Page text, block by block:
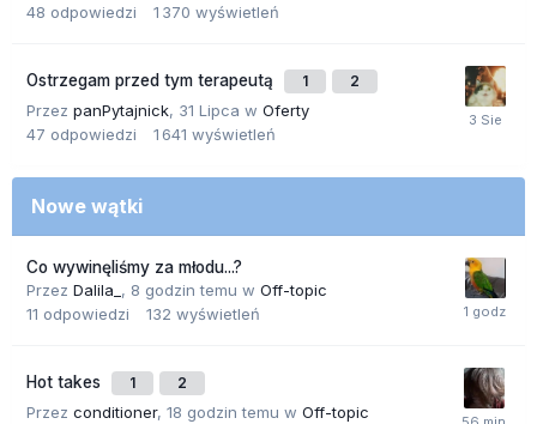
48 odpowiedzi 1 370 wyświetleń
Ostrzegam przed tym terapeutą 1 2
Przez panPytajnick, 31 Lipca w Oferty
47 odpowiedzi 1 641 wyświetleń
Nowe wątki
Co wywinęliśmy za młodu...?
Przez Dalila_ , 8 godzin temu w Off-topic
11 odpowiedzi 132 wyświetleń
Hot takes 1 2
Przez conditioner, 18 godzin temu w Off-topic